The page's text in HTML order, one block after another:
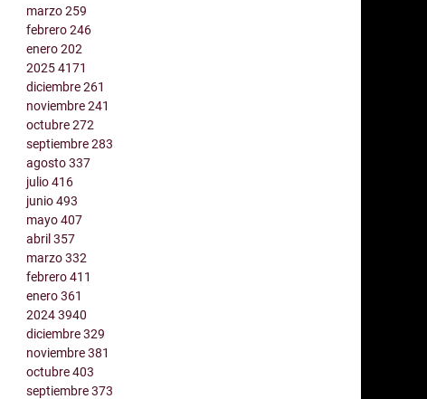
marzo259
febrero246
enero202
20254171
diciembre261
noviembre241
octubre272
septiembre283
agosto337
julio416
junio493
mayo407
abril357
marzo332
febrero411
enero361
20243940
diciembre329
noviembre381
octubre403
septiembre373